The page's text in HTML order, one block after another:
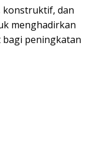
konstruktif, dan
menghadirkan
peningkatan